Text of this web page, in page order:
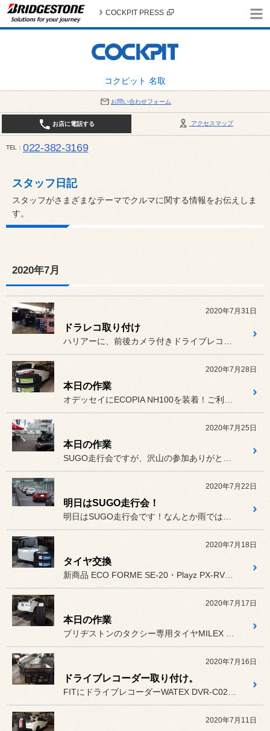
コクピット 名取
COCKPIT PRESS
お問い合わせフォーム
アクセスマップ
お店に電話する
TEL 022-382-3169
スタッフ日記
スタッフがさまざまなテーマでクルマに関する情報をお伝えしま
す。
2020年7月
2020年7月31日
ドラレコ取り付け
2020年7月28日
本日の作業
2020年7月25日
本日の作業
2020年7月22日
明日はSUGO走行会！
2020年7月18日
タイヤ交換
2020年7月17日
本日の作業
2020年7月16日
ドライブレコーダー取り付け。
2020年7月11日